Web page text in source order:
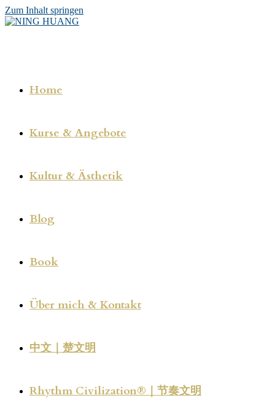
Zum Inhalt springen
Home
Kurse & Angebote
Kultur & Ästhetik
Blog
Book
Über mich & Kontakt
中文｜楚文明
Rhythm Civilization®｜节奏文明